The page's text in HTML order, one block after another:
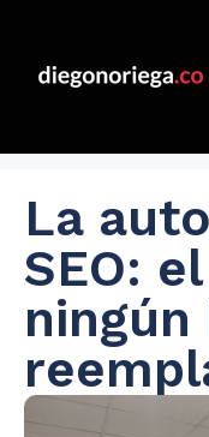
La
SEO:
ningún